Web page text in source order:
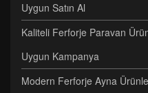
Uygun Satın Al
Kaliteli Ferforje Paravan
Uygun Kampanya
Modern Ferforje Ayna